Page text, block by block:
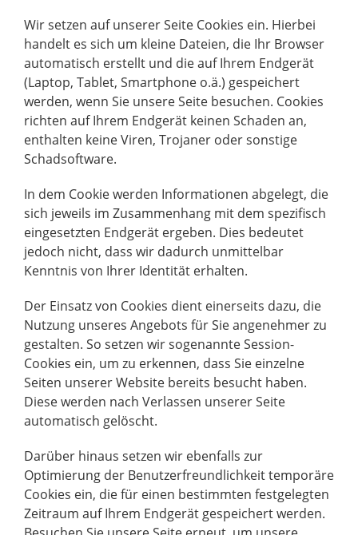
Wir setzen auf unserer Seite Cookies ein. Hierbei
handelt es sich um kleine Dateien, die Ihr Browser
automatisch erstellt und die auf Ihrem Endgerät
(Laptop, Tablet, Smartphone o.ä.) gespeichert
werden, wenn Sie unsere Seite besuchen. Cookies
richten auf Ihrem Endgerät keinen Schaden an,
enthalten keine Viren, Trojaner oder sonstige
Schadsoftware.
In dem Cookie werden Informationen abgelegt, die
sich jeweils im Zusammenhang mit dem spezifisch
eingesetzten Endgerät ergeben. Dies bedeutet
jedoch nicht, dass wir dadurch unmittelbar
Kenntnis von Ihrer Identität erhalten.
Der Einsatz von Cookies dient einerseits dazu, die
Nutzung unseres Angebots für Sie angenehmer zu
gestalten. So setzen wir sogenannte Session-
Cookies ein, um zu erkennen, dass Sie einzelne
Seiten unserer Website bereits besucht haben.
Diese werden nach Verlassen unserer Seite
automatisch gelöscht.
Darüber hinaus setzen wir ebenfalls zur
Optimierung der Benutzerfreundlichkeit temporäre
Cookies ein, die für einen bestimmten festgelegten
Zeitraum auf Ihrem Endgerät gespeichert werden.